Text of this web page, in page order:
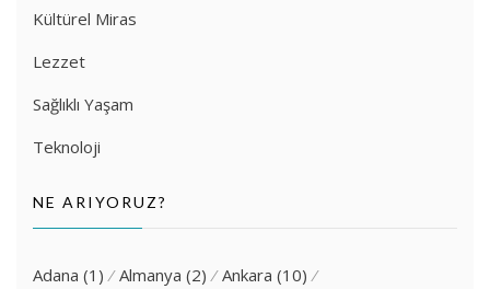
Kültürel Miras
Lezzet
Sağlıklı Yaşam
Teknoloji
NE ARIYORUZ?
Adana (1) Almanya (2) Ankara (10)